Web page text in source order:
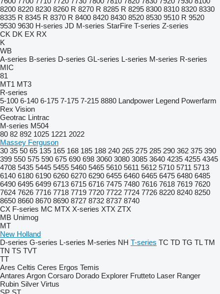
8200 8220 8230 8260 R 8270 R 8285 R 8295 8300 8310 8320 8330
8335 R 8345 R 8370 R 8400 8420 8430 8520 8530 9510 R 9520
9530 9630 H-series JD M-series StarFire T-series Z-series
CK DK EX RX
K
WB
A-series B-series D-series GL-series L-series M-series R-series
MIC
81
MT1 MT3
R-series
5-100 6-140 6-175 7-175 7-215 8880 Landpower Legend Powerfarm
Rex Vision
Geotrac Lintrac
M-series M504
80 82 892 1025 1221 2022
Massey Ferguson
30 35 50 65 135 165 168 185 188 240 265 275 285 290 362 375 390
399 550 575 590 675 690 698 3060 3080 3085 3640 4235 4255 4345
4708 5435 5445 5455 5460 5465 5610 5611 5612 5710 5711 5713
6140 6180 6190 6260 6270 6290 6455 6460 6465 6475 6480 6485
6490 6495 6499 6713 6715 6716 7475 7480 7616 7618 7619 7620
7624 7626 7716 7718 7719 7720 7722 7724 7726 8220 8240 8250
8650 8660 8670 8690 8727 8732 8737 8740
CX F-series MC MTX X-series XTX ZTX
MB Unimog
MT
New Holland
D-series G-series L-series M-series NH T-series TC TD TG TL TM
TN TS TVT
TT
Ares Celtis Ceres Ergos Temis
Antares Argon Corsaro Dorado Explorer Frutteto Laser Ranger
Rubin Silver Virtus
SP ST